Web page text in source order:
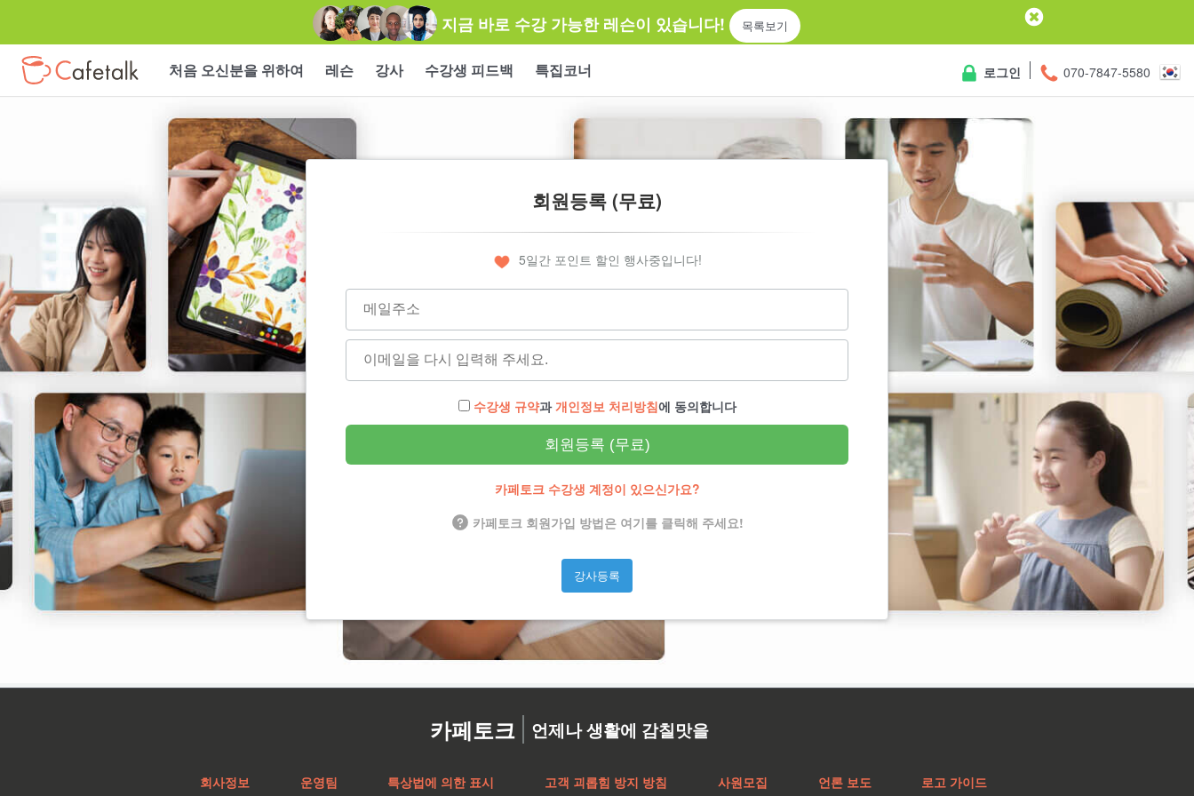
지금 바로 수강 가능한 레슨이 있습니다! 목록보기
070-7847-5580
로그인
처음 오신분을 위하여 레슨 강사 수강생 피드백 특집코너
회원등록 (무료)
5일간 포인트 할인 행사중입니다!
수강생 규약과개인정보 처리방침에 동의합니다
회원등록 (무료)
카페토크 수강생 계정이 있으신가요?
카페토크 회원가입 방법은 여기를 클릭해 주세요!
강사등록
카페토크 언제나 생활에 감칠맛을
회사정보 운영팀 특상법에 의한 표시 고객 괴롭힘 방지 방침 사원모집 언론 보도 로고 가이드